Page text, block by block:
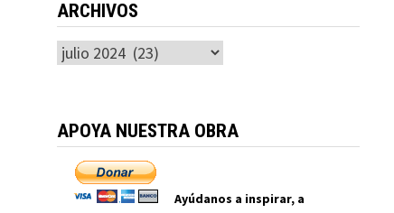
ARCHIVOS
Archivos
APOYA NUESTRA OBRA
Ayúdanos a inspirar, a